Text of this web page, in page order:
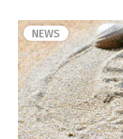
NEWS